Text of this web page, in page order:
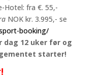
Hotel: fra €. 55,-
NOK kr. 3.995,- se
booking/
dag 12 uker før og
starter!